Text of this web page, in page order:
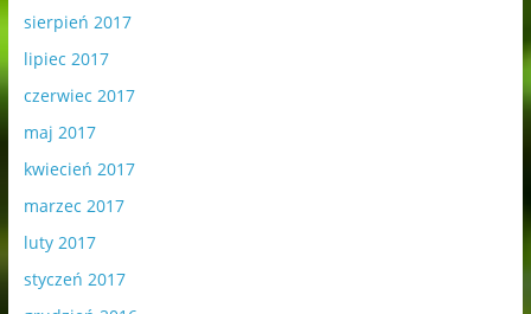
sierpień 2017
lipiec 2017
czerwiec 2017
maj 2017
kwiecień 2017
marzec 2017
luty 2017
styczeń 2017